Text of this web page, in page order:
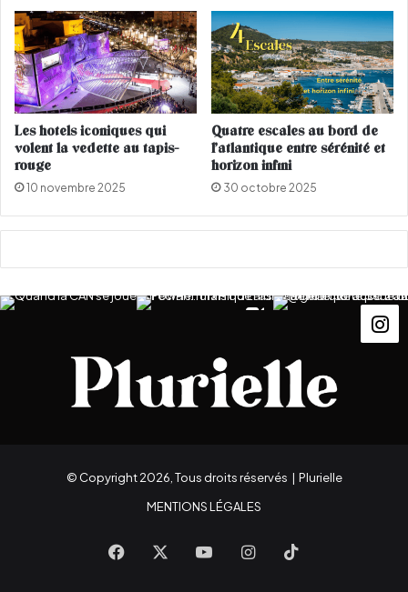
i
d
-
1
9
m
i
t
t
e
n
t
Les hotels iconiques qui
volent la vedette au tapis-
rouge
10 novembre 2025
Quatre escales au bord de
l’atlantique entre sérénité et
horizon infini
30 octobre 2025
© Copyright 2026, Tous droits réservés | Plurielle
MENTIONS LÉGALES
Facebook YouTubeInstagram